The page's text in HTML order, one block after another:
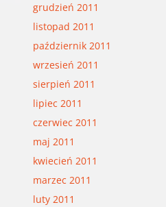
grudzień 2011
listopad 2011
październik 2011
wrzesień 2011
sierpień 2011
lipiec 2011
czerwiec 2011
maj 2011
kwiecień 2011
marzec 2011
luty 2011